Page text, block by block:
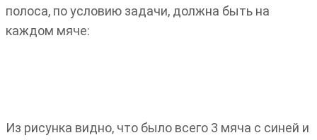
полоса, по условию задачи, должна быть на
каждом мяче:
Из рисунка видно, что было всего 3 мяча с синей и